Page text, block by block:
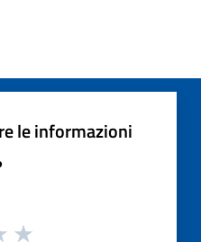
le informazioni